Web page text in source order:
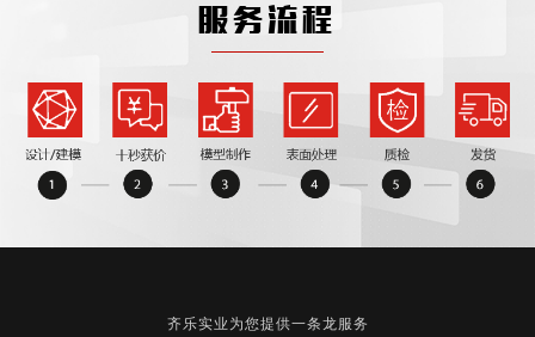
服务流程
齐乐实业为您提供一条龙服务